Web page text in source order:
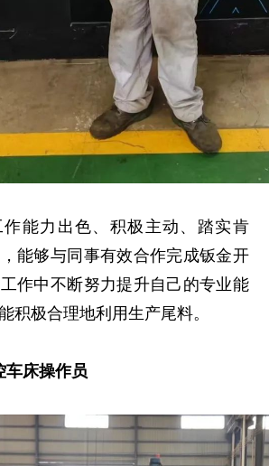
能力出色、积极主动、踏实肯
能够与同事有效合作完成钣金开
作中不断努力提升自己的专业能
积极合理地利用生产尾料。
车床操作员